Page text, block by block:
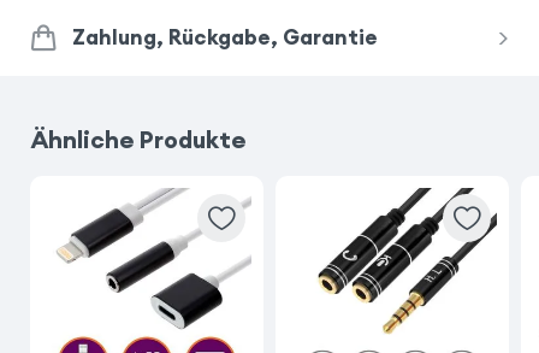
Zahlung, Rückgabe, Garantie
Ähnliche Produkte